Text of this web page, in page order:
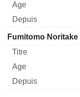
Fumitomo Noritake